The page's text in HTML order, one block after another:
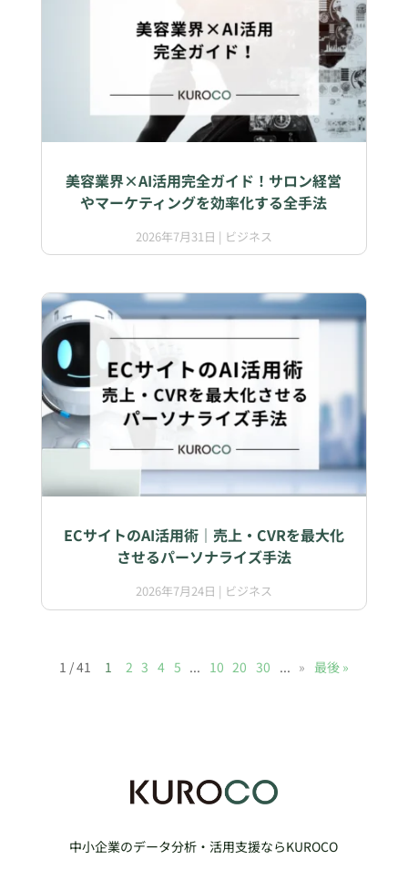
美容業界×AI活用完全ガイド！サロン経営
やマーケティングを効率化する全手法
2026年7月31日 | ビジネス
ECサイトのAI活用術｜売上・CVRを最大化
させるパーソナライズ手法
2026年7月24日 | ビジネス
1 / 41 1 2 3 4 5 ... 10 20 30 ... » 最後 »
中小企業のデータ分析・活用支援ならKUROCO